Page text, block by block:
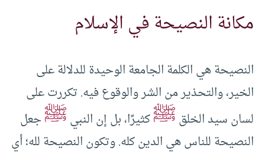
مكانة النصيحة في الإسلام
النصيحة هي الكلمة الجامعة الوحيدة للدلالة على
الخير، والتحذير من الشر والوقوع فيه. تكررت على
لسان سيد الخلقﷺكثيرًا، بل إن النبيﷺجعل
النصيحة للناس هي الدين كله. وتكون النصيحة لله؛ أي